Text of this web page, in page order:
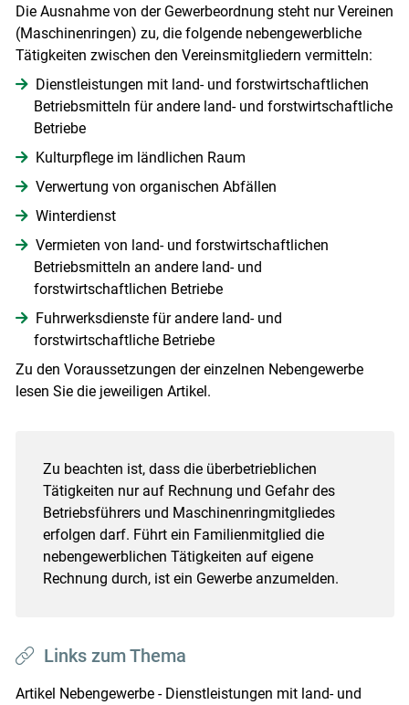
Skip to main content
Die Ausnahme von der Gewerbeordnung steht nur Vereinen
(Maschinenringen) zu, die folgende nebengewerbliche
Tätigkeiten zwischen den Vereinsmitgliedern vermitteln:
Dienstleistungen mit land- und forstwirtschaftlichen
Betriebsmitteln für andere land- und forstwirtschaftliche
Betriebe
Kulturpflege im ländlichen Raum
Verwertung von organischen Abfällen
Winterdienst
Vermieten von land- und forstwirtschaftlichen
Betriebsmitteln an andere land- und
forstwirtschaftlichen Betriebe
Fuhrwerksdienste für andere land- und
forstwirtschaftliche Betriebe
Zu den Voraussetzungen der einzelnen Nebengewerbe
lesen Sie die jeweiligen Artikel.
Zu beachten ist, dass die überbetrieblichen
Tätigkeiten nur auf Rechnung und Gefahr des
Betriebsführers und Maschinenringmitgliedes
erfolgen darf. Führt ein Familienmitglied die
nebengewerblichen Tätigkeiten auf eigene
Rechnung durch, ist ein Gewerbe anzumelden.
Links zum Thema
Artikel Nebengewerbe - Dienstleistungen mit land- und